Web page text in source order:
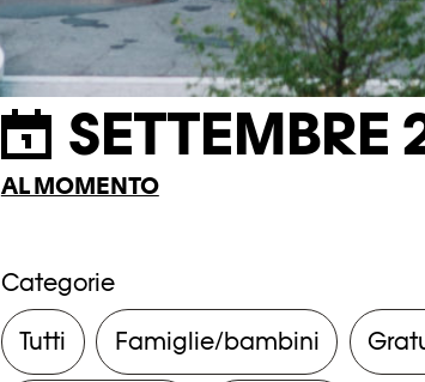
SETTEMBRE
AL MOMENTO
Categorie
Tutti Famiglie/bambini